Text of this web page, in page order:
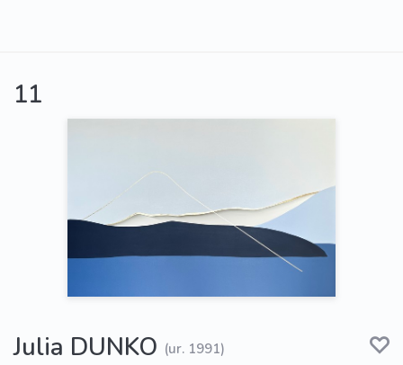
11
Julia DUNKO (ur. 1991)